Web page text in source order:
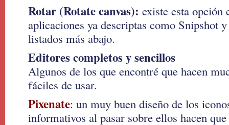
Rotar (Rotate canvas): existe esta opción
aplicaciones ya descriptas como Snipshot
listados más abajo.
Editores completos y sencillos
Algunos de los que encontré que hacen
fáciles de usar.
Pixenate: un muy buen diseño de los
informativos al pasar sobre ellos hacen